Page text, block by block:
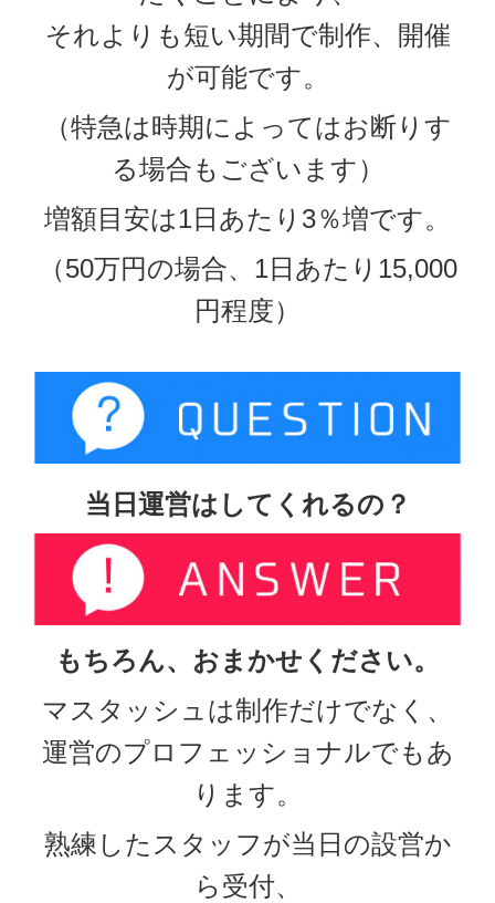
それよりも短い期間で制作、開催
が可能です。
（特急は時期によってはお断りす
る場合もございます）
増額目安は1日あたり3％増です。
（50万円の場合、1日あたり15,000
円程度）
当日運営はしてくれるの？
もちろん、おまかせください。
マスタッシュは制作だけでなく、
運営のプロフェッショナルでもあ
ります。
熟練したスタッフが当日の設営か
ら受付、